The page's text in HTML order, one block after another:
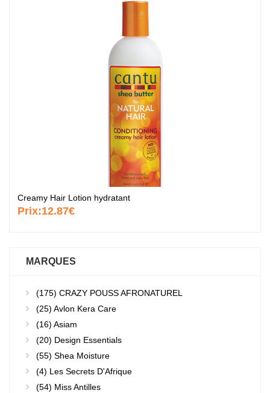
Creamy Hair Lotion hydratant
Prix:12.87€
MARQUES
(175) CRAZY POUSS AFRONATUREL
(25) Avlon Kera Care
(16) Asiam
(20) Design Essentials
(55) Shea Moisture
(4) Les Secrets D'Afrique
(54) Miss Antilles